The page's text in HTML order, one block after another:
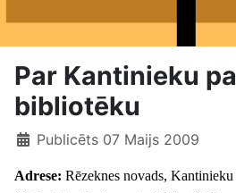
Par Kantinieku
bibliotēku
Publicēts 07 Maijs 2009
Adrese: Rēzeknes novads,